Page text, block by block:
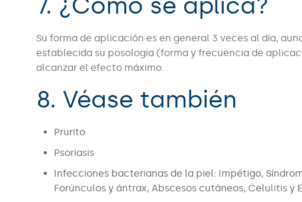
Su forma de aplicación es en general 3 veces al día,
establecida su posología (forma y frecuencia de
alcanzar el efecto máximo.
8. Véase también
Prurito
Psoriasis
Infecciones bacterianas de la piel: Impétigo,
Forúnculos y ántrax, Abscesos cutáneos, Celulitis y